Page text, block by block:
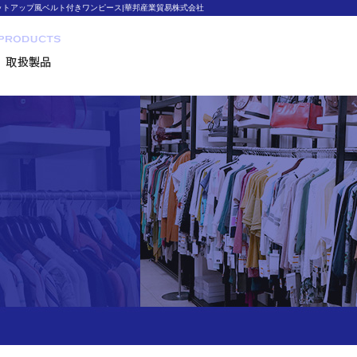
トアップ風ベルト付きワンピース|華邦産業貿易株式会社